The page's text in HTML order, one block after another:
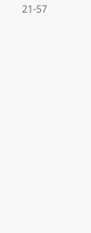
21-57